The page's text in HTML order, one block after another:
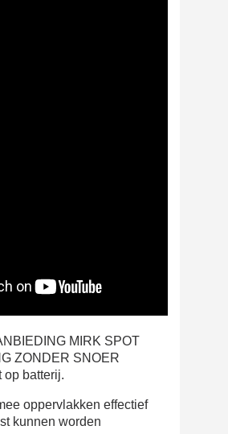
MIRK SPOT
ZONDER SNOER
op batterij.
oppervlakken effectief
kunnen worden